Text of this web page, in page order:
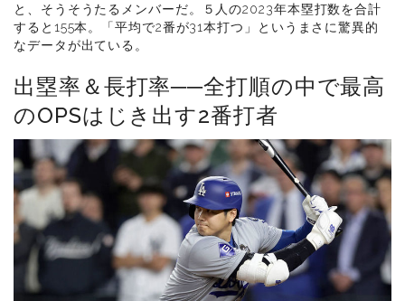
と、そうそうたるメンバーだ。５人の2023年本塁打数を合計
すると155本。「平均で2番が31本打つ」というまさに驚異的
なデータが出ている。
出塁率＆長打率──全打順の中で最高
のOPSはじき出す2番打者